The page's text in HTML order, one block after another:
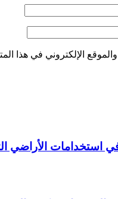
الإلكتروني في هذا
استخدامات الأراضي